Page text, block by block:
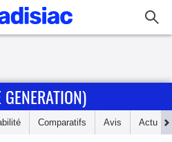
Comparatifs Avis Actu